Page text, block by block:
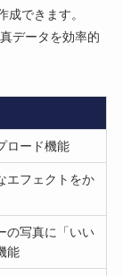
できます。
データを効率的
ロード機能
エフェクトをか
の写真に「いい
能